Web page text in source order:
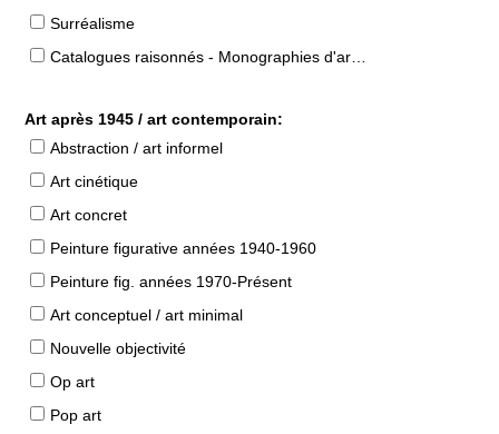
Surréalisme
Catalogues raisonnés - Monographies d'artistes
Art après 1945 / art contemporain:
Abstraction / art informel
Art cinétique
Art concret
Peinture figurative années 1940-1960
Peinture fig. années 1970-Présent
Art conceptuel / art minimal
Nouvelle objectivité
Op art
Pop art